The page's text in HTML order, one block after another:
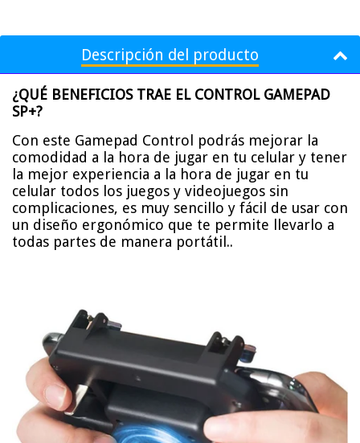
Descripción del producto
¿QUÉ BENEFICIOS TRAE EL CONTROL GAMEPAD
SP+?
Con este Gamepad Control podrás mejorar la
comodidad a la hora de jugar en tu celular y tener
la mejor experiencia a la hora de jugar en tu
celular todos los juegos y videojuegos sin
complicaciones, es muy sencillo y fácil de usar con
un diseño ergonómico que te permite llevarlo a
todas partes de manera portátil..